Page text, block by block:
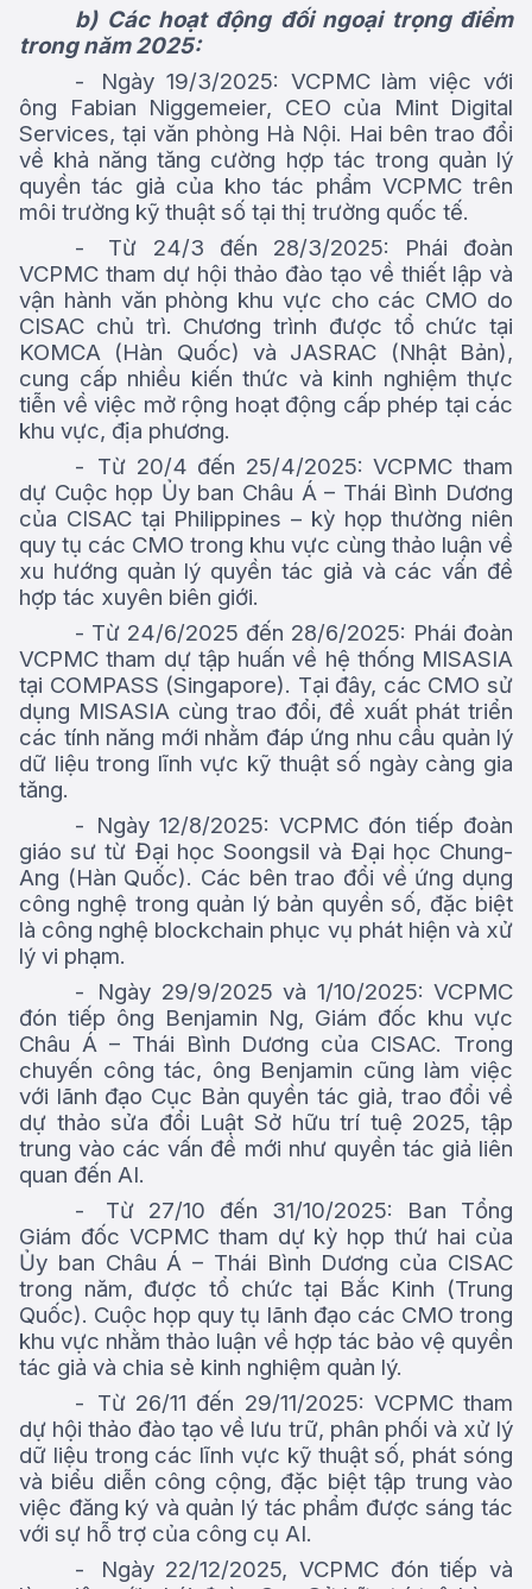
b) Các hoạt động đối ngoại trọng điểm
trong năm 2025:
-
Ngày 19/3/2025: VCPMC làm việc với
ông Fabian Niggemeier, CEO của Mint Digital
Services, tại văn phòng Hà Nội. Hai bên trao đổi
về khả năng tăng cường hợp tác trong quản lý
quyền tác giả của kho tác phẩm VCPMC trên
môi trường kỹ thuật số tại thị trường quốc tế.
-
Từ 24/3 đến 28/3/2025: Phái đoàn
VCPMC tham dự hội thảo đào tạo về thiết lập và
vận hành văn phòng khu vực cho các CMO do
CISAC chủ trì. Chương trình được tổ chức tại
KOMCA (Hàn Quốc) và JASRAC (Nhật Bản),
cung cấp nhiều kiến thức và kinh nghiệm thực
tiễn về việc mở rộng hoạt động cấp phép tại các
khu vực, địa phương.
- Từ 20/4 đến 25/4/2025: VCPMC tham
dự Cuộc họp Ủy ban Châu Á – Thái Bình Dương
của CISAC tại Philippines – kỳ họp thường niên
quy tụ các CMO trong khu vực cùng thảo luận về
xu hướng quản lý quyền tác giả và các vấn đề
hợp tác xuyên biên giới.
- Từ 24/6/2025 đến 28/6/2025: Phái đoàn
VCPMC tham dự tập huấn về hệ thống MISASIA
tại COMPASS (Singapore). Tại đây, các CMO sử
dụng MISASIA cùng trao đổi, đề xuất phát triển
các tính năng mới nhằm đáp ứng nhu cầu quản lý
dữ liệu trong lĩnh vực kỹ thuật số ngày càng gia
tăng.
- Ngày 12/8/2025: VCPMC đón tiếp đoàn
giáo sư từ Đại học Soongsil và Đại học Chung-
Ang (Hàn Quốc). Các bên trao đổi về ứng dụng
công nghệ trong quản lý bản quyền số, đặc biệt
là công nghệ blockchain phục vụ phát hiện và xử
lý vi phạm.
-
Ngày 29/9/2025 và 1/10/2025: VCPMC
đón tiếp ông Benjamin Ng, Giám đốc khu vực
Châu Á – Thái Bình Dương của CISAC. Trong
chuyến công tác, ông Benjamin cũng làm việc
với lãnh đạo Cục Bản quyền tác giả, trao đổi về
dự thảo sửa đổi Luật Sở hữu trí tuệ 2025, tập
trung vào các vấn đề mới như quyền tác giả liên
quan đến AI.
-
Từ 27/10 đến 31/10/2025: Ban Tổng
Giám đốc VCPMC tham dự kỳ họp thứ hai của
Ủy ban Châu Á – Thái Bình Dương của CISAC
trong năm, được tổ chức tại Bắc Kinh (Trung
Quốc). Cuộc họp quy tụ lãnh đạo các CMO trong
khu vực nhằm thảo luận về hợp tác bảo vệ quyền
tác giả và chia sẻ kinh nghiệm quản lý.
- Từ 26/11 đến 29/11/2025: VCPMC tham
dự hội thảo đào tạo về lưu trữ, phân phối và xử lý
dữ liệu trong các lĩnh vực kỹ thuật số, phát sóng
và biểu diễn công cộng, đặc biệt tập trung vào
việc đăng ký và quản lý tác phẩm được sáng tác
với sự hỗ trợ của công cụ AI.
-
Ngày 22/12/2025, VCPMC đón tiếp và